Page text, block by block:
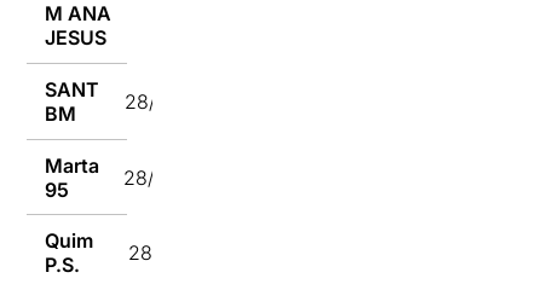
M ANA
JESUS
SANT
BM
28/02/2023
Marta
95
28/02/2023
Quim
P.S.
28/02/2023